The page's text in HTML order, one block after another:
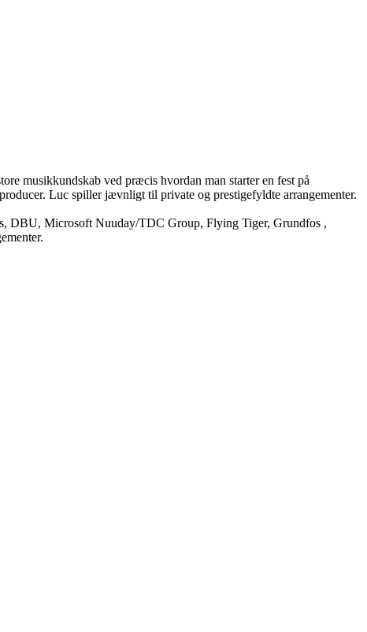
musikkundskab ved præcis hvordan man starter en fest på
Luc spiller jævnligt til private og prestigefyldte arrangementer.
DBU, Microsoft Nuuday/TDC Group, Flying Tiger, Grundfos ,